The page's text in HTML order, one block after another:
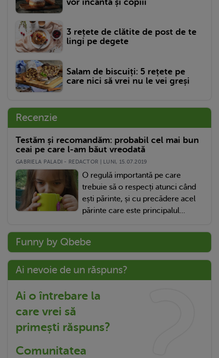
vor încânta și copiii
3 rețete de clătite de post de te
lingi pe degete
Salam de biscuiți: 5 rețete pe
care nici să vrei nu le vei greși
Recenzie
Testăm și recomandăm: probabil cel mai bun
ceai pe care l-am băut vreodată
GABRIELA PALADI - REDACTOR | LUNI, 15.07.2019
O regulă importantă pe care
trebuie să o respecți atunci când
ești părinte, și cu precădere acel
părinte care este principalul...
Funny by Qbebe
Ai nevoie de un răspuns?
Ai o întrebare la
care vrei să
primești răspuns?
Comunitatea